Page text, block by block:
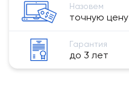
Назовем
точную цену
Гарантия
до 3 лет